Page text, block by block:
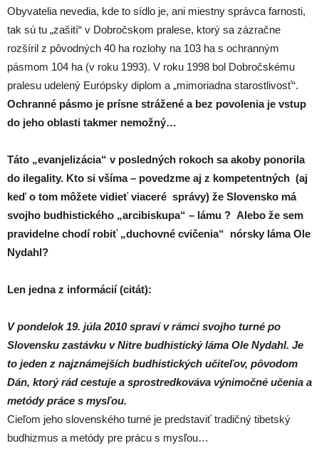
Obyvatelia nevedia, kde to sídlo je, ani miestny správca farnosti,
tak sú tu „zašití“ v Dobročskom pralese, ktorý sa zázračne
rozšíril z pôvodných 40 ha rozlohy na 103 ha s ochranným
pásmom 104 ha (v roku 1993). V roku 1998 bol Dobročskému
pralesu udelený Európsky diplom a „mimoriadna starostlivosť“.
Ochranné pásmo je prísne strážené a bez povolenia je vstup
do jeho oblasti takmer nemožný…
Táto „evanjelizácia“ v posledných rokoch sa akoby ponorila
do ilegality. Kto si všíma – povedzme aj z kompetentných (aj
keď o tom môžete vidieť viaceré správy) že Slovensko má
svojho budhistického „arcibiskupa“ – lámu ? Alebo že sem
pravidelne chodí robiť „duchovné cvičenia“ nórsky láma Ole
Nydahl?
Len jedna z informácií (citát):
V pondelok 19. júla 2010 spraví v rámci svojho turné po
Slovensku zastávku v Nitre budhistický láma Ole Nydahl. Je
to jeden z najznámejších budhistických učiteľov, pôvodom
Dán, ktorý rád cestuje a sprostredkováva výnimočné učenia a
metódy práce s mysľou.
Cieľom jeho slovenského turné je predstaviť tradičný tibetský
budhizmus a metódy pre prácu s mysľou…